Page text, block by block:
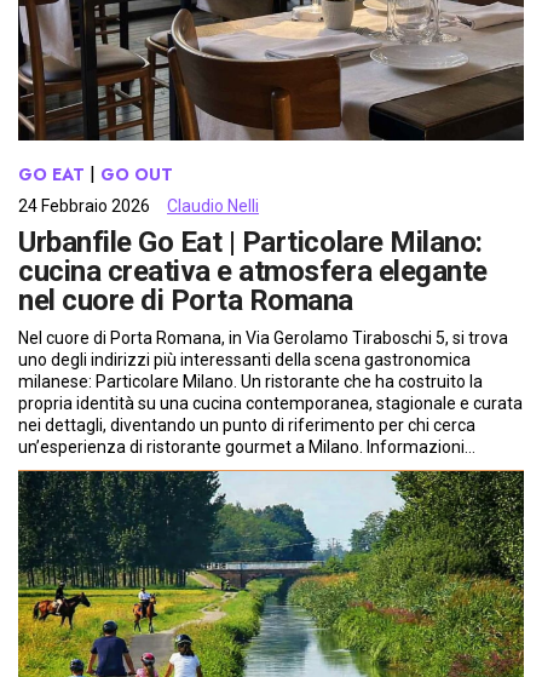
GO EAT | GO OUT
24 Febbraio 2026 Claudio Nelli
Urbanfile Go Eat | Particolare Milano:
cucina creativa e atmosfera elegante
nel cuore di Porta Romana
Nel cuore di Porta Romana, in Via Gerolamo Tiraboschi 5, si trova
uno degli indirizzi più interessanti della scena gastronomica
milanese: Particolare Milano. Un ristorante che ha costruito la
propria identità su una cucina contemporanea, stagionale e curata
nei dettagli, diventando un punto di riferimento per chi cerca
un’esperienza di ristorante gourmet a Milano. Informazioni…